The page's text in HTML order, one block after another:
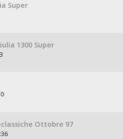
Super
1300 Super
Ottobre 97